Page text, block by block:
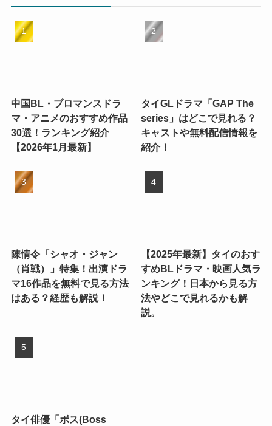
中国BL・ブロマンスドラ
マ・アニメのおすすめ作品
30選！ランキング紹介
【2026年1月最新】
タイGLドラマ「GAP The
series」はどこで見れる？
キャストや無料配信情報を
紹介！
陳情令「シャオ・ジャン
（肖戦）」特集！出演ドラ
マ16作品を無料で見る方法
はある？経歴も解説！
【2025年最新】タイのおす
すめBLドラマ・映画人気ラ
ンキング！日本から見る方
法やどこで見れるかも解
説。
タイ俳優「ボス(Boss